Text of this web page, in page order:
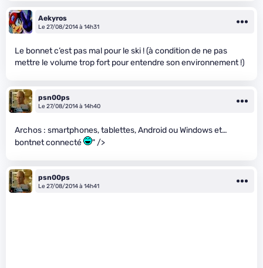
Aekyros
Le 27/08/2014 à 14h31
Le bonnet c’est pas mal pour le ski ! (à condition de ne pas
mettre le volume trop fort pour entendre son environnement !)
psn00ps
Le 27/08/2014 à 14h40
Archos : smartphones, tablettes, Android ou Windows et…
bontnet connecté
" />
psn00ps
Le 27/08/2014 à 14h41